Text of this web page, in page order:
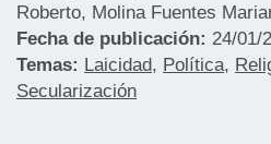
Roberto, Molina Fuentes
Fecha de publicación: 24/01/
Temas: Laicidad, Política,
Secularización